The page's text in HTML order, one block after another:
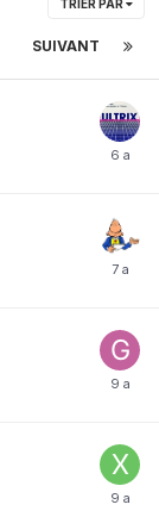
TRIER PAR
SUIVANT